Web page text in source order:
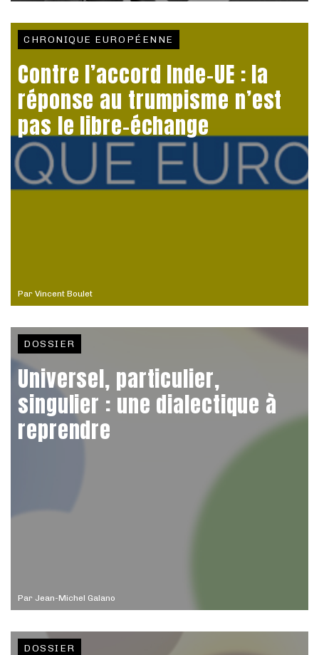
Par Vincent Boulet
CHRONIQUE EUROPÉENNE
Contre l’accord Inde-UE : la
réponse au trumpisme n’est
pas le libre-échange
Par Jean-Michel Galano
DOSSIER
Universel, particulier,
singulier : une dialectique à
reprendre
DOSSIER